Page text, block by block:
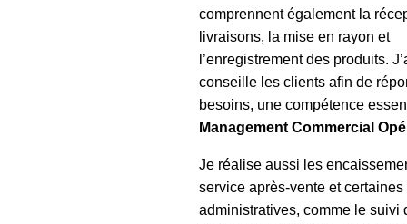
comprennent également la
livraisons, la mise en rayon et
l’enregistrement des produits.
conseille les clients afin de
besoins, une compétence
Management Commercial
Je réalise aussi les
service après-vente et certaines
administratives, comme le suivi